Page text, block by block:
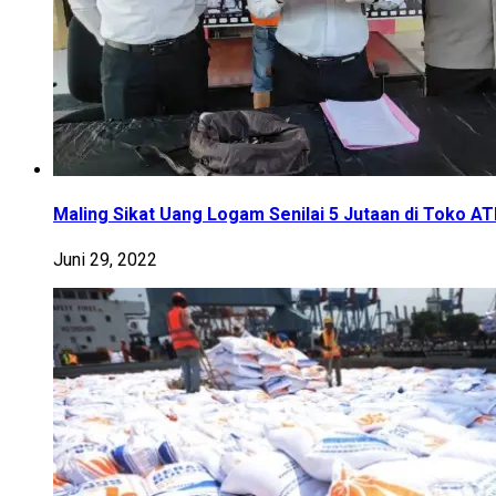
Maling Sikat Uang Logam Senilai 5 Jutaan di Toko
Juni 29, 2022